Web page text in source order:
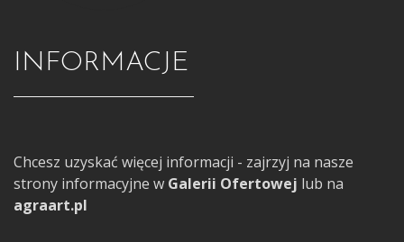
INFORMACJE
Chcesz uzyskać więcej informacji - zajrzyj na nasze
strony informacyjne w Galerii Ofertowej lub na
agraart.pl